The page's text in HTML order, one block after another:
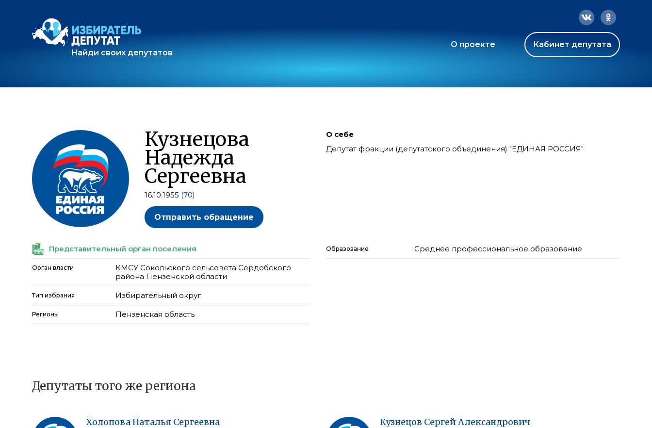
Найди своих депутатов
О проекте Кабинет депутата
Кузнецова
Надежда
Сергеевна
16.10.1955 (70)
Отправить обращение
О себе
Депутат фракции (депутатского объединения) "ЕДИНАЯ РОССИЯ"
Представительный орган поселения
Орган власти
КМСУ Сокольского сельсовета Сердобского
района Пензенской области
Тип избрания Избирательный округ
Регионы Пензенская область
Образование Среднее профессиональное образование
Депутаты того же региона
ХолоповаНаталья Сергеевна Кузнецов СергейАлександрович